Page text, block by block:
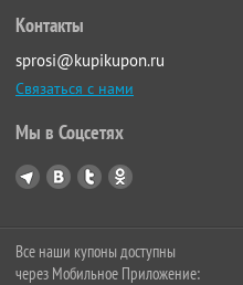
Контакты
sprosi@kupikupon.ru
Связаться с нами
Мы в Соцсетях
Все наши купоны доступны
через Мобильное Приложение: